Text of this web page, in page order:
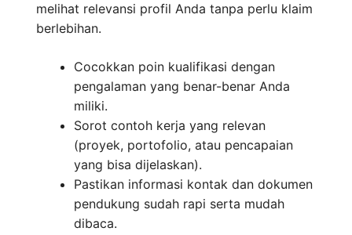
melihat relevansi profil Anda tanpa perlu klaim
berlebihan.
Cocokkan poin kualifikasi dengan
pengalaman yang benar-benar Anda
miliki.
Sorot contoh kerja yang relevan
(proyek, portofolio, atau pencapaian
yang bisa dijelaskan).
Pastikan informasi kontak dan dokumen
pendukung sudah rapi serta mudah
dibaca.